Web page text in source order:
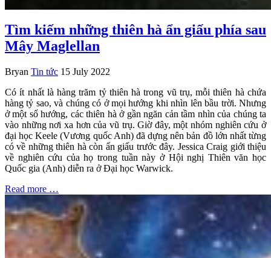
Tìm kiếm những thiên hà ẩn giấu phía sau
Mây Maglellan
Bryan Tin tức 15 July 2022
Có ít nhất là hàng trăm tỷ thiên hà trong vũ trụ, mỗi thiên hà chứa
hàng tỷ sao, và chúng có ở mọi hướng khi nhìn lên bầu trời. Nhưng
ở một số hướng, các thiên hà ở gần ngăn cản tầm nhìn của chúng ta
vào những nơi xa hơn của vũ trụ. Giờ đây, một nhóm nghiên cứu ở
đại học Keele (Vương quốc Anh) đã dựng nên bản đồ lớn nhất từng
có về những thiên hà còn ẩn giấu trước đây. Jessica Craig giới thiệu
về nghiên cứu của họ trong tuần này ở Hội nghị Thiên văn học
Quốc gia (Anh) diễn ra ở Đại học Warwick.
Read more …